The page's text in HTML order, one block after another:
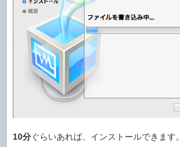
10分ぐらいあれば、インストールできます。